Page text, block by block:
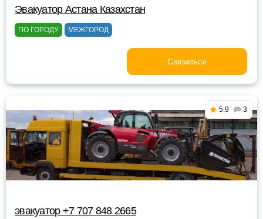
Эвакуатор Астана Казахстан
ПО ГОРОДУ МЕЖГОРОД
Связаться
5.9 3
эвакуатор +7 707 848 2665